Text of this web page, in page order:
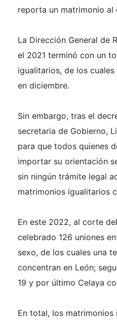
reporta un matrimonio al
La Dirección General de
el 2021 terminó con un
igualitarios, de los
en diciembre.
Sin embargo, tras el
secretaria de Gobierno,
para que todos quienes
importar su orientación
sin ningún trámite legal
matrimonios igualitarios
En este 2022, al corte
celebrado 126 uniones
sexo, de los cuales una
concentran en León;
19 y por último Celaya
En total, los matrimonios